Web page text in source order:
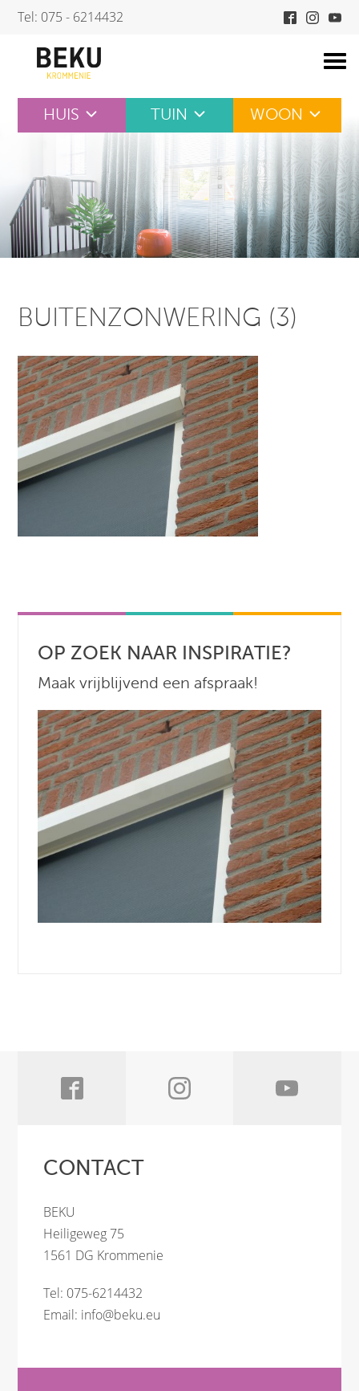
Skip
content
Tel: 075 - 6214432
HUIS TUIN WOON
BUITENZONWERING (3)
OP ZOEK NAAR INSPIRATIE?
Maak vrijblijvend een afspraak!
CONTACT
BEKU
Heiligeweg 75
1561 DG Krommenie
Tel: 075-6214432
Email: info@beku.eu